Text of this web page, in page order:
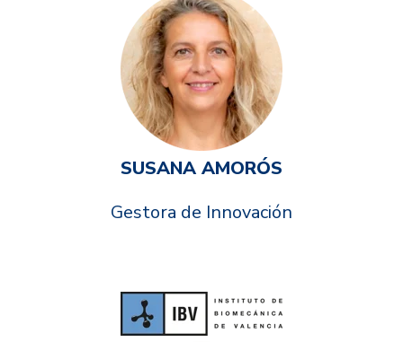
SUSANA AMORÓS
Gestora de Innovación